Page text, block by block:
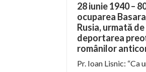
28 iunie 1940 –
ocuparea
Rusia, urmată
deportarea
românilor
Pr. Ioan Lisnic: “Ca